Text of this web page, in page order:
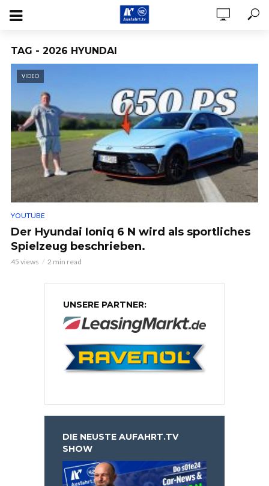
TAG - 2026 HYUNDAI
VIDEO
YOUTUBE
Der Hyundai Ioniq 6 N wird als sportliches
Spielzeug beschrieben.
45 views 2 min read
UNSERE PARTNER:
DIE NEUSTE AUFAHRT.TV
SHOW